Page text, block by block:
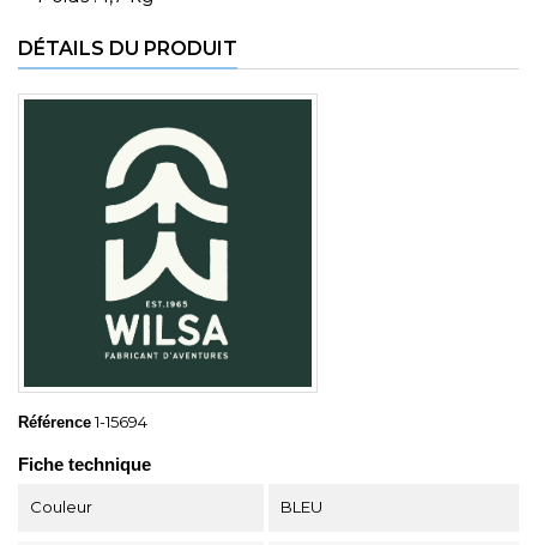
DÉTAILS DU PRODUIT
Référence 1-15694
Fiche technique
Couleur BLEU